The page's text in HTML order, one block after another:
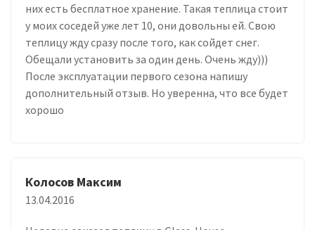
них есть бесплатное хранение. Такая теплица стоит
у моих соседей уже лет 10, они довольны ей. Свою
теплицу жду сразу после того, как сойдет снег.
Обещали установить за один день. Очень жду)))
После эксплуатации первого сезона напишу
дополнительный отзыв. Но уверенна, что все будет
хорошо
Колосов Максим
13.04.2016